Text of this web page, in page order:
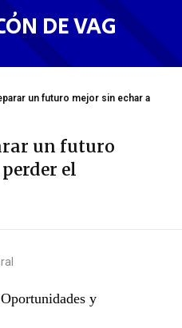
DE VAG
un futuro mejor sin echar a
un futuro
el
y